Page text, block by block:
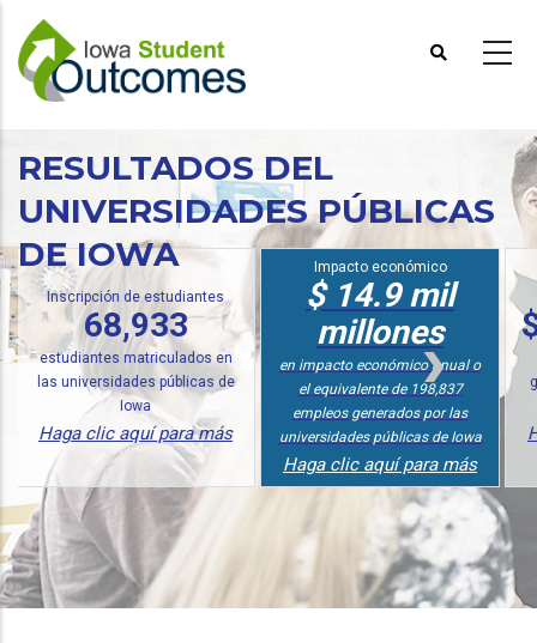
Pasar
contenido
principal
actions
RESULTADOS DEL
UNIVERSIDADES PÚBLICAS
DE IOWA
Impacto económico
$ 14.9 mil
millones
en impacto económico anual o
el equivalente de 198,837
empleos generados por las
universidades públicas de Iowa
Haga clic aquí para más
Análisis de inversiones
$ 23,200 más
en ingresos anuales para
graduados de la Universidad
Pública de Iowa
Haga clic aquí para más